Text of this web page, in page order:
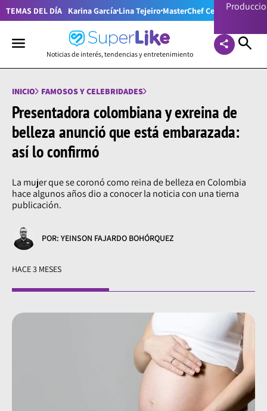
TEMAS DEL DÍA Karina García Lina Tejeiro MasterChef Celebrity
Noticias de interés, tendencias y entretenimiento
INICIO FAMOSOS Y CELEBRIDADES
Presentadora colombiana y exreina de
belleza anunció que está embarazada:
así lo confirmó
La mujer que se coronó como reina de belleza en Colombia
hace algunos años dio a conocer la noticia con una tierna
publicación.
POR: YEINSON FAJARDO BOHÓRQUEZ
HACE 3 MESES